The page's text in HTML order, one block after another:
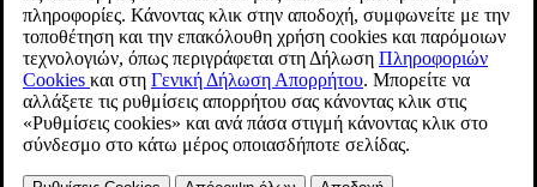
του τηλεφώνου σας. Η εφαρμογή ενημερώνεται τακτικά, οπότε
βεβαιωθείτε ότι στο τηλέφωνό σας είναι εγκατεστημένη η
τελευταία έκδοση.
Ακολουθούν μερικά από τα πράγματα που μπορείτε να κάνετε στην
εφαρμογή:
[3]